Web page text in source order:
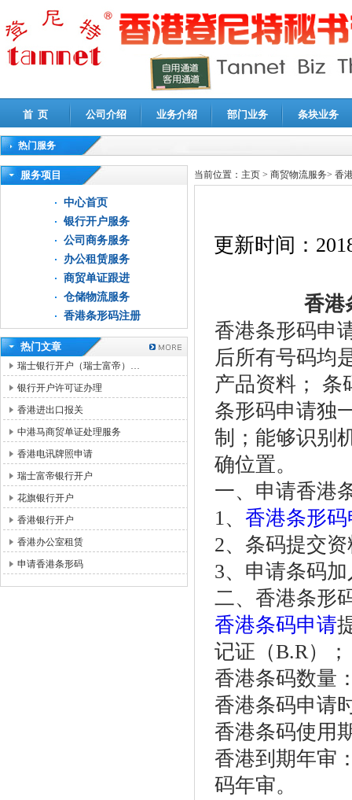
首 页 公司介绍 业务介绍 部门业务 条块业务
热门服务
高新技术企业认定审计|企业所得税汇算清缴申报鉴证
服务项目
中心首页
银行开户服务
公司商务服务
办公租赁服务
商贸单证跟进
仓储物流服务
香港条形码注册
热门文章
瑞士银行开户（瑞士富帝）…
银行开户许可证办理
香港进出口报关
中港马商贸单证处理服务
香港电讯牌照申请
瑞士富帝银行开户
花旗银行开户
香港银行开户
香港办公室租赁
申请香港条形码
当前位置： 主页 > 商贸物流服务> 香
更新时间：
香港
香港条形码申
后所有号码均
产品资料；
条形码申请独
制；能够识别
确位置。
一、申请香港
1、 香港条形
2、条码提交
3、申请条码
二、香港条形
香港条码申请
记证（B.R）；
香港条码数量
香港条码申请
香港条码使用
香港到期年审
码年审。